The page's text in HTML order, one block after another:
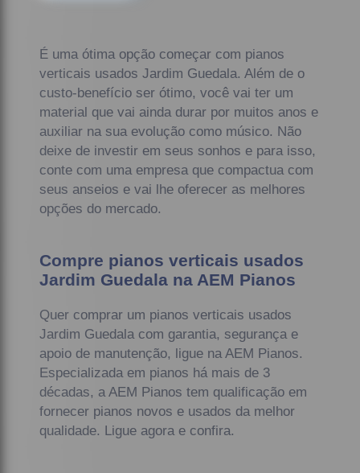
É uma ótima opção começar com pianos
verticais usados Jardim Guedala. Além de o
custo-benefício ser ótimo, você vai ter um
material que vai ainda durar por muitos anos e
auxiliar na sua evolução como músico. Não
deixe de investir em seus sonhos e para isso,
conte com uma empresa que compactua com
seus anseios e vai lhe oferecer as melhores
opções do mercado.
Compre pianos verticais usados
Jardim Guedala na AEM Pianos
Quer comprar um pianos verticais usados
Jardim Guedala com garantia, segurança e
apoio de manutenção, ligue na AEM Pianos.
Especializada em pianos há mais de 3
décadas, a AEM Pianos tem qualificação em
fornecer pianos novos e usados da melhor
qualidade. Ligue agora e confira.